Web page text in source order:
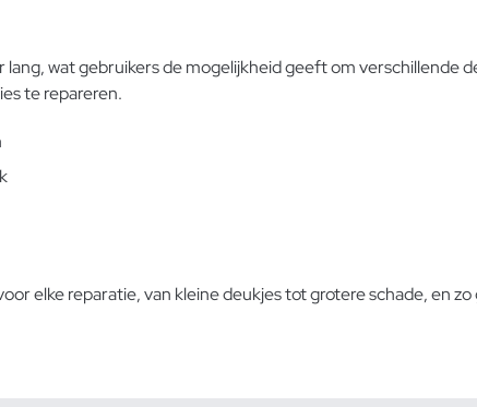
wat gebruikers de mogelijkheid geeft om verschillende
te repareren.
elke reparatie, van kleine deukjes tot grotere schade, en